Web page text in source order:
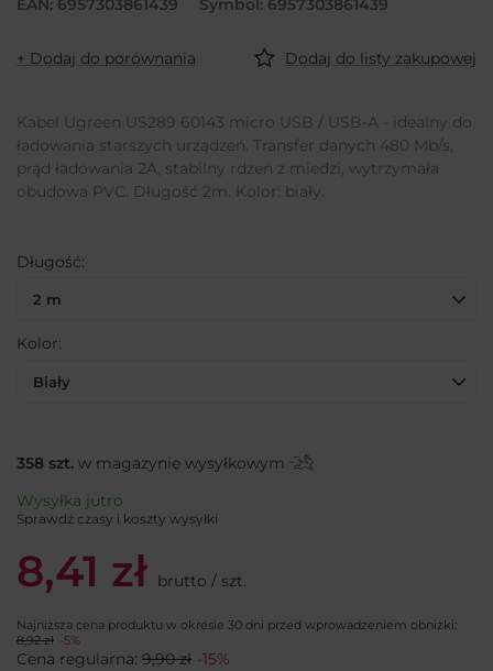
+ Dodaj do porównania Dodaj do listy zakupowej
Kabel Ugreen US289 60143 micro USB / USB-A - idealny do
ładowania starszych urządzeń. Transfer danych 480 Mb/s,
prąd ładowania 2A, stabilny rdzeń z miedzi, wytrzymała
obudowa PVC. Długość 2m. Kolor: biały.
Długość
2 m
Kolor
Biały
358 szt. w magazynie wysyłkowym
Wysyłka jutro
Sprawdź czasy i koszty wysyłki
8,41 zł brutto / szt.
Najniższa cena produktu w okresie 30 dni przed wprowadzeniem obniżki:
8,92 zł
-5%
Cena regularna: 9,90 zł -15%